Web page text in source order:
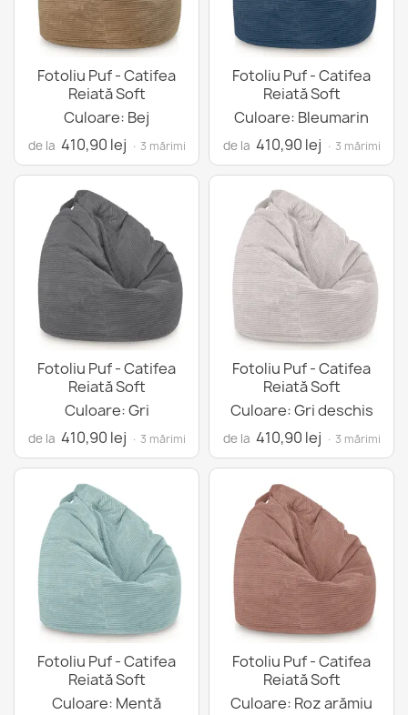
Fotoliu Puf - Catifea
Reiată Soft
Culoare: Bej
de la 410,90 lej · 3 mărimi
Fotoliu Puf - Catifea
Reiată Soft
Culoare: Bleumarin
de la 410,90 lej · 3 mărimi
Fotoliu Puf - Catifea
Reiată Soft
Culoare: Gri
de la 410,90 lej · 3 mărimi
Fotoliu Puf - Catifea
Reiată Soft
Culoare: Gri deschis
de la 410,90 lej · 3 mărimi
Fotoliu Puf - Catifea
Reiată Soft
Culoare: Mentă
Fotoliu Puf - Catifea
Reiată Soft
Culoare: Roz arămiu